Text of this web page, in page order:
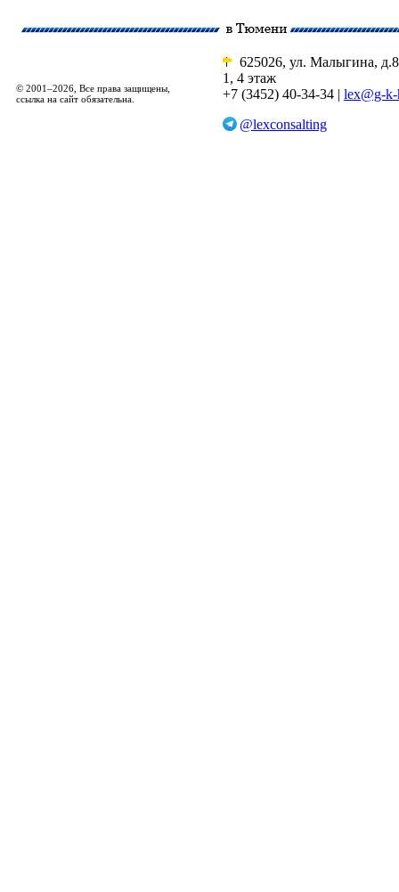
© 2001–2026, Все права защищены,
ссылка на сайт обязательна.
625026, ул. Малыгина,
1, 4 этаж
+7 (3452) 40-34-34 | lex@g-
@lexconsalting